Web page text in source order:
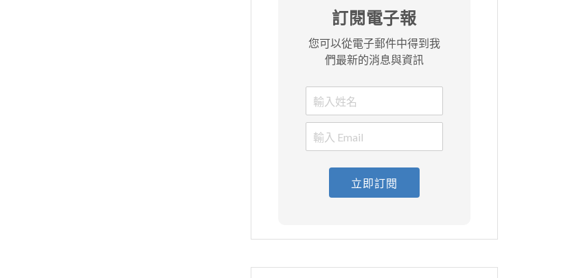
訂閱電子報
您可以從電子郵件中得到我
們最新的消息與資訊
立即訂閱